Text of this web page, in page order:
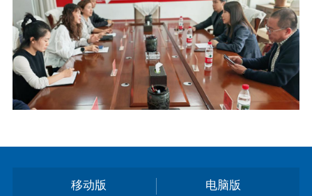
移动版 电脑版